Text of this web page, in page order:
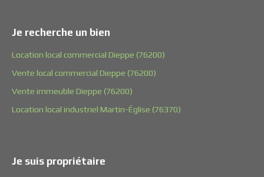
Je recherche un bien
Location local commercial Dieppe (76200)
Vente local commercial Dieppe (76200)
Vente immeuble Dieppe (76200)
Location local industriel Martin-Église (76370)
Je suis propriétaire